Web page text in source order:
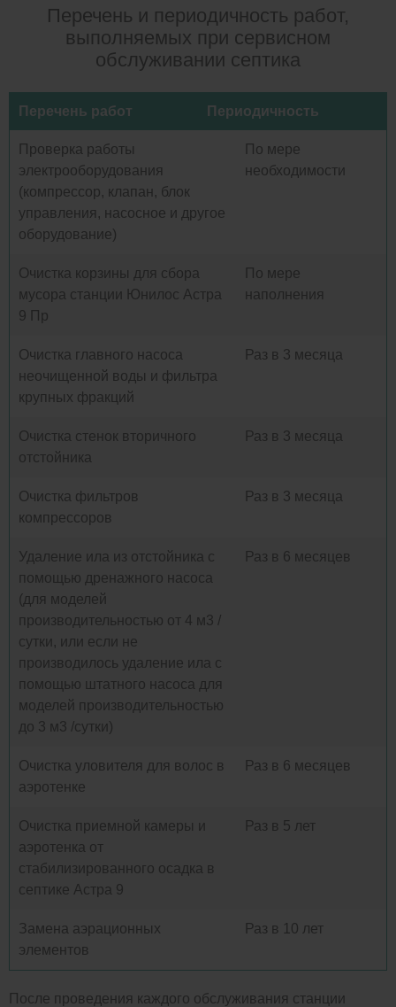
Перечень и периодичность работ,
выполняемых при сервисном
обслуживании септика
Перечень работ Периодичность
Проверка работы
электрооборудования
(компрессор, клапан, блок
управления, насосное и другое
оборудование)
По мере
необходимости
Очистка корзины для сбора
мусора станции Юнилос Астра
9 Пр
По мере
наполнения
Очистка главного насоса
неочищенной воды и фильтра
крупных фракций
Раз в 3 месяца
Очистка стенок вторичного
отстойника
Раз в 3 месяца
Очистка фильтров
компрессоров
Раз в 3 месяца
Удаление ила из отстойника с
помощью дренажного насоса
(для моделей
производительностью от 4 м3 /
сутки, или если не
производилось удаление ила с
помощью штатного насоса для
моделей производительностью
до 3 м3 /сутки)
Раз в 6 месяцев
Очистка уловителя для волос в
аэротенке
Раз в 6 месяцев
Очистка приемной камеры и
аэротенка от
стабилизированного осадка в
септике Астра 9
Раз в 5 лет
Замена аэрационных
элементов
Раз в 10 лет
После проведения каждого обслуживания станции